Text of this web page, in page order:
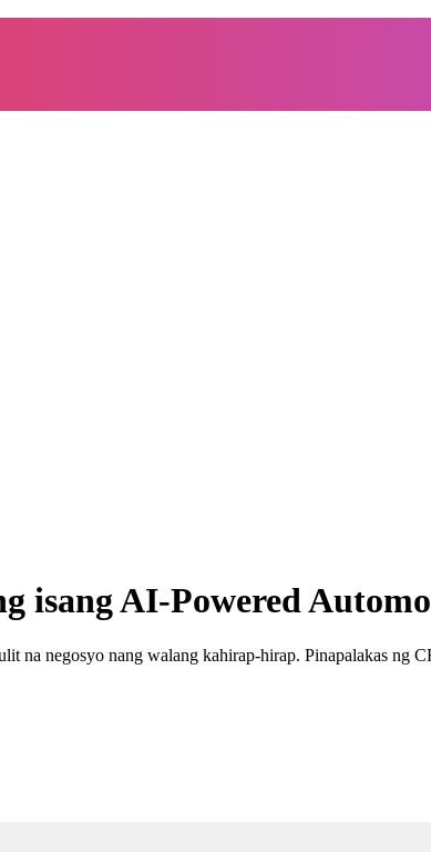
isang AI-Powered
na negosyo nang walang kahirap-hirap. Pinapalakas ng